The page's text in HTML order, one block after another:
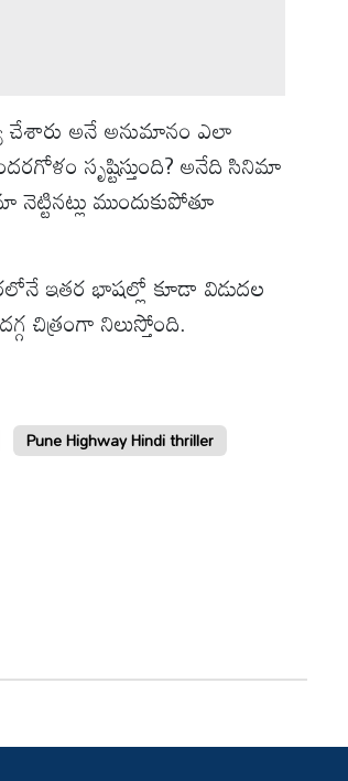
చేశారు అనే అనుమానం ఎలా
సృష్టిస్తుంది? అనేది సినిమా
ముందుకుపోతూ
ఇతర భాషల్లో కూడా విడుదల
చిత్రంగా నిలుస్తోంది.
Pune Highway Hindi thriller